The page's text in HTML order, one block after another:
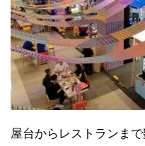
屋台からレストランま